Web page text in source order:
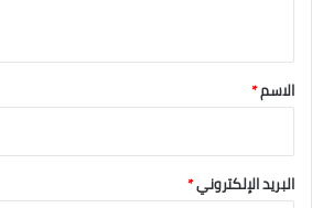
*
الاسم*
البريد الإلكتروني*